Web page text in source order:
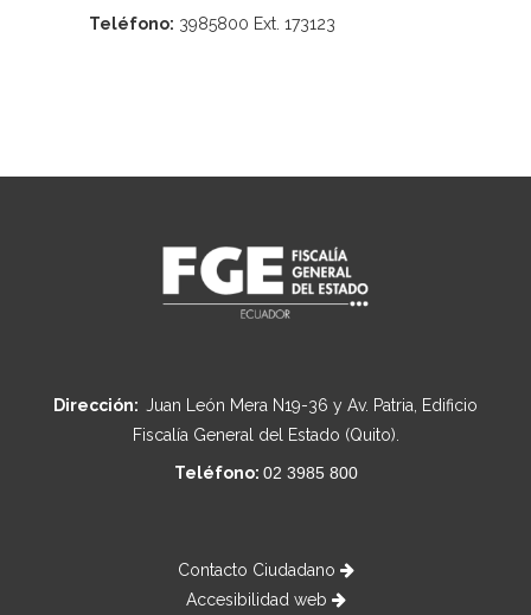
Teléfono: 3985800 Ext. 173123
Dirección: Juan León Mera N19-36 y Av. Patria, Edificio
Fiscalía General del Estado (Quito).
Teléfono: 02 3985 800
Contacto Ciudadano
Accesibilidad web